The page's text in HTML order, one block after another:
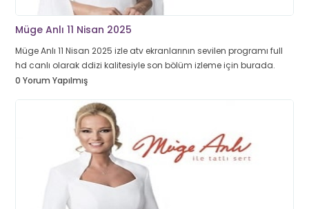
Müge Anlı 11 Nisan 2025
Müge Anlı 11 Nisan 2025 izle atv ekranlarının sevilen programı full
hd canlı olarak ddizi kalitesiyle son bölüm izleme için burada.
0 Yorum Yapılmış